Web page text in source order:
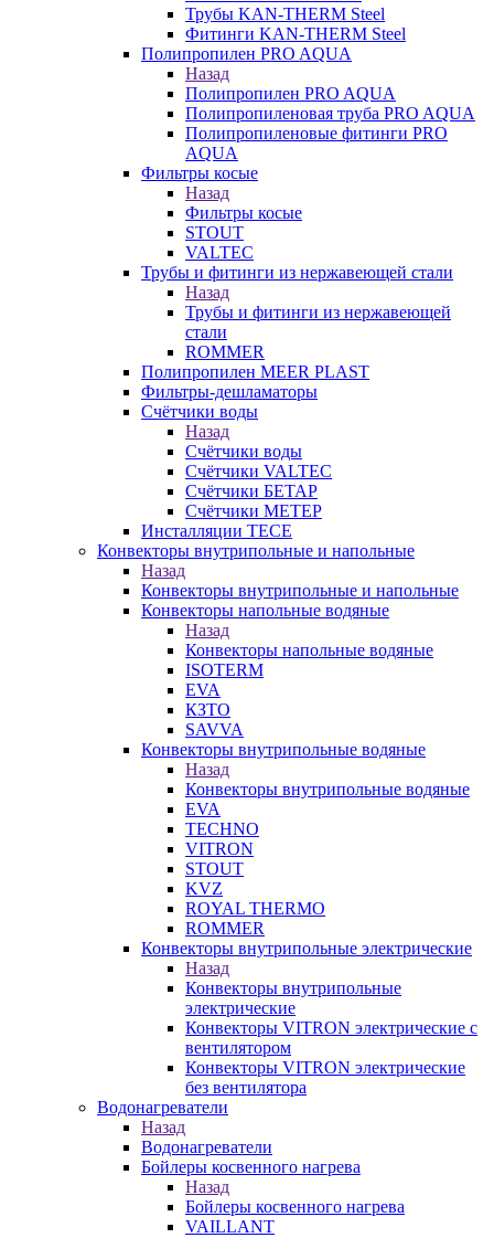
Трубы KAN-THERM Steel
Фитинги KAN-THERM Steel
Полипропилен PRO AQUA
Назад
Полипропилен PRO AQUA
Полипропиленовая труба PRO AQUA
Полипропиленовые фитинги PRO
AQUA
Фильтры косые
Назад
Фильтры косые
STOUT
VALTEC
Трубы и фитинги из нержавеющей стали
Назад
Трубы и фитинги из нержавеющей
стали
ROMMER
Полипропилен MEER PLAST
Фильтры-дешламаторы
Счётчики воды
Назад
Счётчики воды
Счётчики VALTEC
Счётчики БЕТАР
Счётчики МЕТЕР
Инсталляции TECE
Конвекторы внутрипольные и напольные
Назад
Конвекторы внутрипольные и напольные
Конвекторы напольные водяные
Назад
Конвекторы напольные водяные
ISOTERM
EVA
КЗТО
SAVVA
Конвекторы внутрипольные водяные
Назад
Конвекторы внутрипольные водяные
EVA
TECHNO
VITRON
STOUT
KVZ
ROYAL THERMO
ROMMER
Конвекторы внутрипольные электрические
Назад
Конвекторы внутрипольные
электрические
Конвекторы VITRON электрические с
вентилятором
Конвекторы VITRON электрические
без вентилятора
Водонагреватели
Назад
Водонагреватели
Бойлеры косвенного нагрева
Назад
Бойлеры косвенного нагрева
VAILLANT